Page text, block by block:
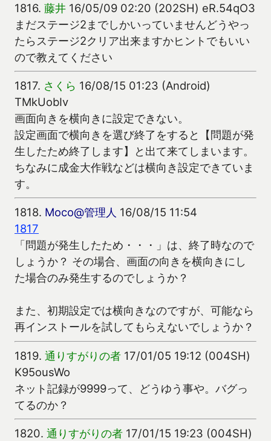
1816. 藤井 16/05/09 02:20 (202SH) eR.54qO3
まだステージ2までしかいっていませんどうやっ
たらステージ2クリア出来ますかヒントでもいい
ので教えてください
1817. さくら 16/08/15 01:23 (Android)
TMkUobIv
画面向きを横向きに設定できない。
設定画面で横向きを選び終了をすると【問題が発
生したため終了します】と出て来てしまいます。
ちなみに成金大作戦などは横向き設定できていま
す。
1818. Moco@管理人 16/08/15 11:54
1817
「問題が発生したため・・・」は、終了時なので
しょうか？ その場合、画面の向きを横向きにし
た場合のみ発生するのでしょうか？
また、初期設定では横向きなのですが、可能なら
再インストールを試してもらえないでしょうか？
1819. 通りすがりの者 17/01/05 19:12 (004SH)
K95ousWo
ネット記録が9999って、どうゆう事や。バグっ
てるのか？
1820. 通りすがりの者 17/01/15 19:23 (004SH)